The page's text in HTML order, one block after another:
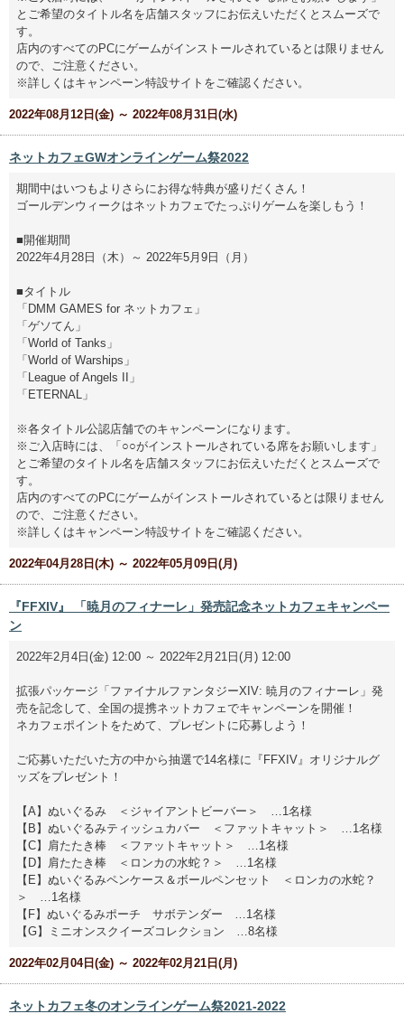
とご希望のタイトル名を店舗スタッフにお伝えいただくとスムーズで
す。
店内のすべてのPCにゲームがインストールされているとは限りません
ので、ご注意ください。
※詳しくはキャンペーン特設サイトをご確認ください。
2022年08月12日(金) ～ 2022年08月31日(水)
ネットカフェGWオンラインゲーム祭2022
期間中はいつもよりさらにお得な特典が盛りだくさん！
ゴールデンウィークはネットカフェでたっぷりゲームを楽しもう！
■開催期間
2022年4月28日（木）～ 2022年5月9日（月）
■タイトル
「DMM GAMES for ネットカフェ」
「ゲソてん」
「World of Tanks」
「World of Warships」
「League of Angels II」
「ETERNAL」
※各タイトル公認店舗でのキャンペーンになります。
※ご入店時には、「○○がインストールされている席をお願いします」
とご希望のタイトル名を店舗スタッフにお伝えいただくとスムーズで
す。
店内のすべてのPCにゲームがインストールされているとは限りません
ので、ご注意ください。
※詳しくはキャンペーン特設サイトをご確認ください。
2022年04月28日(木) ～ 2022年05月09日(月)
『FFXIV』 「暁月のフィナーレ」発売記念ネットカフェキャンペー
ン
2022年2月4日(金) 12:00 ～ 2022年2月21日(月) 12:00
拡張パッケージ「ファイナルファンタジーXIV: 暁月のフィナーレ」発
売を記念して、全国の提携ネットカフェでキャンペーンを開催！
ネカフェポイントをためて、プレゼントに応募しよう！
ご応募いただいた方の中から抽選で14名様に『FFXIV』オリジナルグ
ッズをプレゼント！
【A】ぬいぐるみ ＜ジャイアントビーバー＞ …1名様
【B】ぬいぐるみティッシュカバー ＜ファットキャット＞ …1名様
【C】肩たたき棒 ＜ファットキャット＞ …1名様
【D】肩たたき棒 ＜ロンカの水蛇？＞ …1名様
【E】ぬいぐるみペンケース＆ボールペンセット ＜ロンカの水蛇？
＞ …1名様
【F】ぬいぐるみポーチ サボテンダー …1名様
【G】ミニオンスクイーズコレクション …8名様
2022年02月04日(金) ～ 2022年02月21日(月)
ネットカフェ冬のオンラインゲーム祭2021-2022